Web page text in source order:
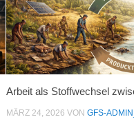
Arbeit als Stoffwechsel
MÄRZ 24, 2026 VONGFS-